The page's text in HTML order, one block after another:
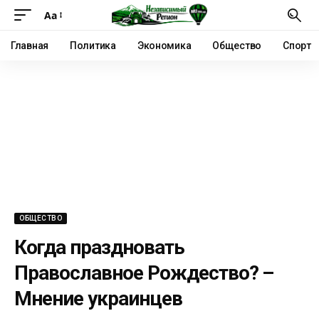
Аа
Главная Политика Экономика Общество Спорт
ОБЩЕСТВО
Когда праздновать
Православное Рождество? –
Мнение украинцев